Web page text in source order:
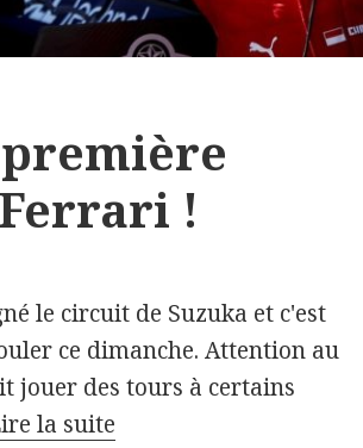
première
!
le circuit de Suzuka et c'est
ce dimanche. Attention au
jouer des tours à certains
la suite